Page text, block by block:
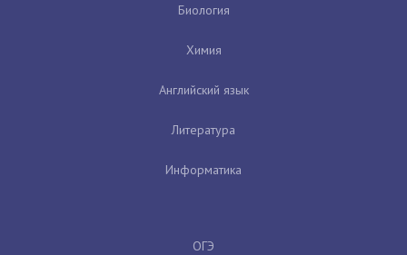
Биология
Химия
Английский язык
Литература
Информатика
ОГЭ